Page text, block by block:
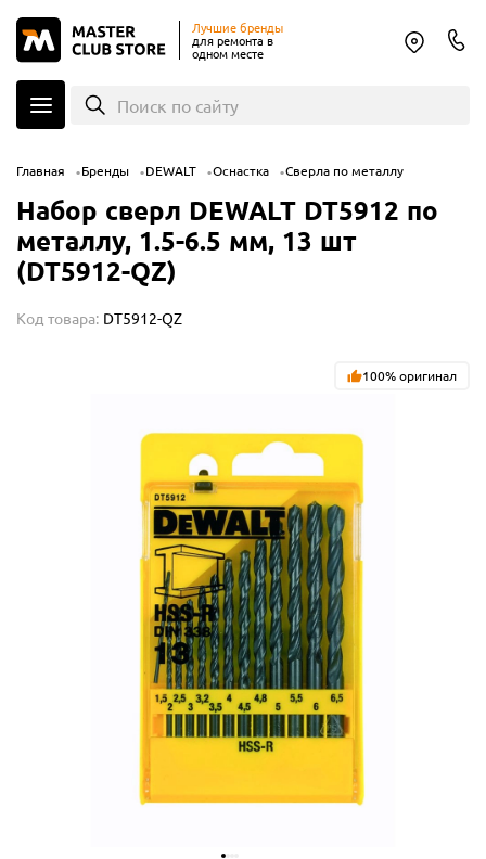
Лучшие бренды
для ремонта в
одном месте
Поиск по сайту
Главная Бренды DEWALT Оснастка Сверла по металлу
Набор сверл DEWALT DT5912 по
металлу, 1.5-6.5 мм, 13 шт
(DT5912-QZ)
Код товара: DT5912-QZ
100% оригинал